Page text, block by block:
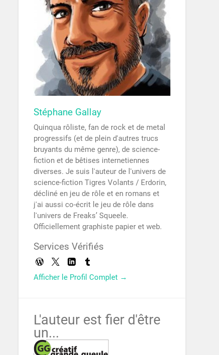
Stéphane Gallay
Quinqua rôliste, fan de rock et de metal
progressifs (et de plein d'autres trucs
bruyants du même genre), de science-
fiction et de bêtises internetiennes
diverses. Je suis l'auteur de l'univers de
science-fiction Tigres Volants / Erdorin,
décliné en jeu de rôle et en romans et
j'ai aussi co-écrit le jeu de rôle dans
l'univers de Freaks’ Squeele.
Officiellement graphiste papier et web.
Services Vérifiés
Afficher le Profil Complet →
L'auteur est fier d'être
un...